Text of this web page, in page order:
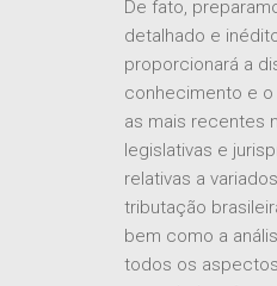
propalada e
tributária.
De fato,
detalhado e
proporcionará a
conhecimento e o
as mais recentes
legislativas e
relativas a
tributação